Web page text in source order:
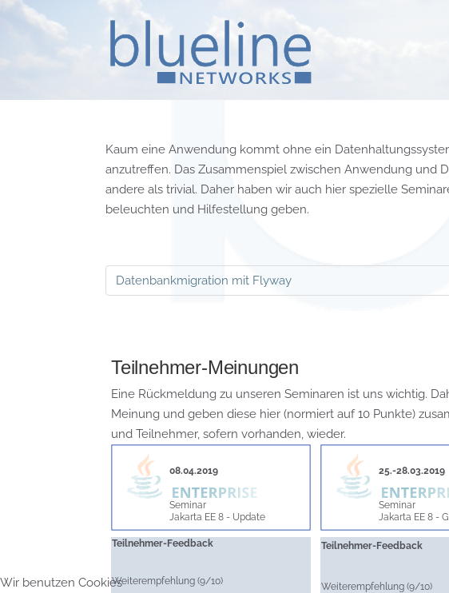
Kaum eine Anwendung kommt ohne ein
anzutreffen. Das Zusammenspiel zwischen Anwendung und
andere als trivial. Daher haben wir auch hier spezielle
beleuchten und Hilfestellung geben.
Datenbankmigration mit Flyway
Teilnehmer-Meinungen
Eine Rückmeldung zu unseren Seminaren ist uns wichtig.
Meinung und geben diese hier (normiert auf 10 Punkte)
und Teilnehmer, sofern vorhanden, wieder.
08.04.2019
Seminar
Jakarta EE 8 - Update
Teilnehmer-Feedback
Weiterempfehlung (9/10)
25.-28.03.2019
Seminar
Jakarta EE 8 -
Teilnehmer-Feedback
Weiterempfehlung (9/10)
Wir benutzen Cookies